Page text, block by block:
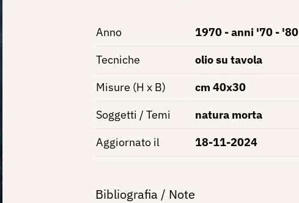
Anno
1970 - anni '70 - '80
Tecniche
olio su tavola
Misure (H x B)
cm 40x30
Soggetti / Temi
natura morta
Aggiornato il
18-11-2024
Bibliografia / Note